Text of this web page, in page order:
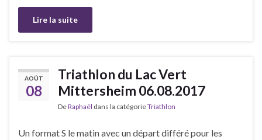
Lire la suite
AOÛT
08
Triathlon du Lac Vert
Mittersheim 06.08.2017
DeRaphaël dans la catégorieTriathlon
Un format S le matin avec un départ différé pour les